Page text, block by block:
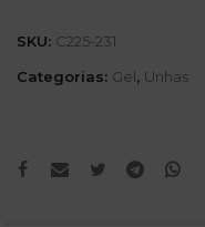
SKU: C225-231
Categorias: Gel, Unhas